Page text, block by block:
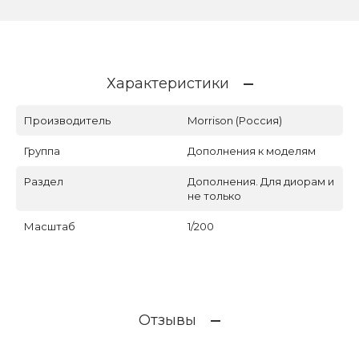
Характеристики
Производитель Morrison (Россия)
Группа Дополнения к моделям
Раздел
Дополнения. Для диорам и
не только
Масштаб 1/200
Отзывы